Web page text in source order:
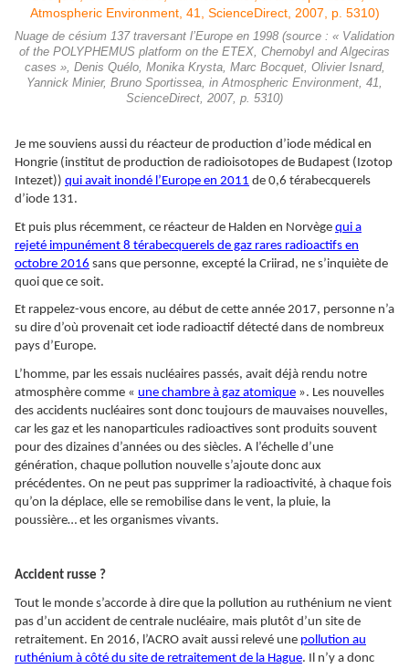
Nuage de césium 137 traversant l’Europe en 1998 (source : « Validation
of the POLYPHEMUS platform on the ETEX, Chernobyl and Algeciras
cases », Denis Quélo, Monika Krysta, Marc Bocquet, Olivier Isnard,
Yannick Minier, Bruno Sportissea, in Atmospheric Environment, 41,
ScienceDirect, 2007, p. 5310)
Je me souviens aussi du réacteur de production d’iode médical en
Hongrie (institut de production de radioisotopes de Budapest (Izotop
Intezet)) qui avait inondé l’Europe en 2011 de 0,6 térabecquerels
d’iode 131.
Et puis plus récemment, ce réacteur de Halden en Norvège qui a
rejeté impunément 8 térabecquerels de gaz rares radioactifs en
octobre 2016 sans que personne, excepté la Criirad, ne s’inquiète de
quoi que ce soit.
Et rappelez-vous encore, au début de cette année 2017, personne n’a
su dire d’où provenait cet iode radioactif détecté dans de nombreux
pays d’Europe.
L’homme, par les essais nucléaires passés, avait déjà rendu notre
atmosphère comme « une chambre à gaz atomique ». Les nouvelles
des accidents nucléaires sont donc toujours de mauvaises nouvelles,
car les gaz et les nanoparticules radioactives sont produits souvent
pour des dizaines d’années ou des siècles. A l’échelle d’une
génération, chaque pollution nouvelle s’ajoute donc aux
précédentes. On ne peut pas supprimer la radioactivité, à chaque fois
qu’on la déplace, elle se remobilise dans le vent, la pluie, la
poussière… et les organismes vivants.
Accident russe ?
Tout le monde s’accorde à dire que la pollution au ruthénium ne vient
pas d’un accident de centrale nucléaire, mais plutôt d’un site de
retraitement. En 2016, l’ACRO avait aussi relevé une pollution au
ruthénium à côté du site de retraitement de la Hague. Il n’y a donc